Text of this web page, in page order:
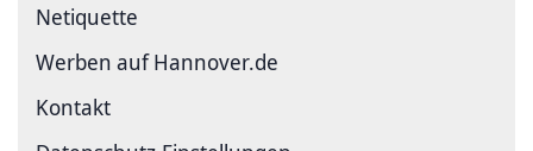
Netiquette
Werben auf Hannover.de
Kontakt